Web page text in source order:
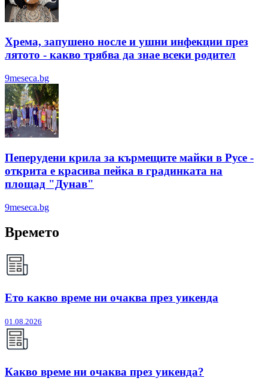
Хрема, запушено носле и ушни инфекции през
лятотo - какво трябва да знае всеки родител
9meseca.bg
Пеперудени крила за кърмещите майки в Русе -
открита е красива пейка в градинката на
площад "Дунав"
9meseca.bg
Времето
Ето какво време ни очаква през уикенда
01.08.2026
Какво време ни очаква през уикенда?